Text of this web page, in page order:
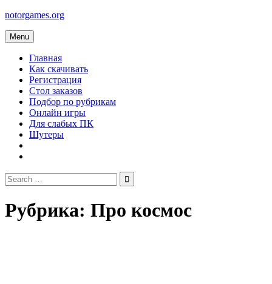
Skip
content
notorgames.org
Menu
Главная
Как скачивать
Регистрация
Стол заказов
Подбор по рубрикам
Онлайн игры
Для слабых ПК
Шутеры
Search
for:
Рубрика: Про космос